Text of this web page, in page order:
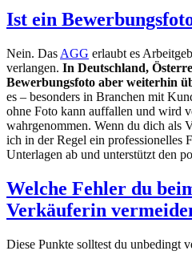
Ist ein
Nein. Das AGG erlaubt es
verlangen. In Deutschland,
Bewerbungsfoto aber weiterhin
es – besonders in Branchen mit
ohne Foto kann auffallen und wird
wahrgenommen. Wenn du dich als
ich in der Regel ein professionelles
Unterlagen ab und unterstützt den
Welche Fehler du
Verkäuferin
Diese Punkte solltest du unbedingt